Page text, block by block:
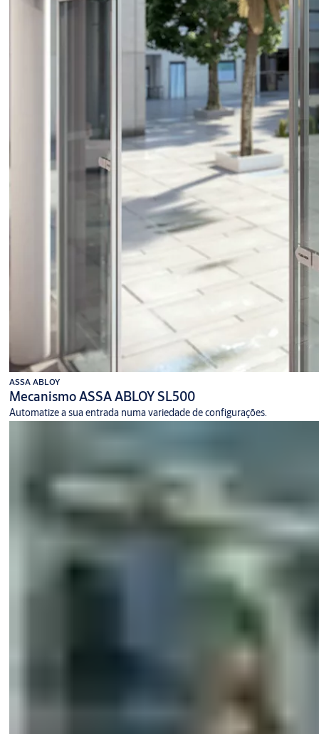
ASSA ABLOY
Mecanismo ASSA ABLOY SL500
Automatize a sua entrada numa variedade de configurações.